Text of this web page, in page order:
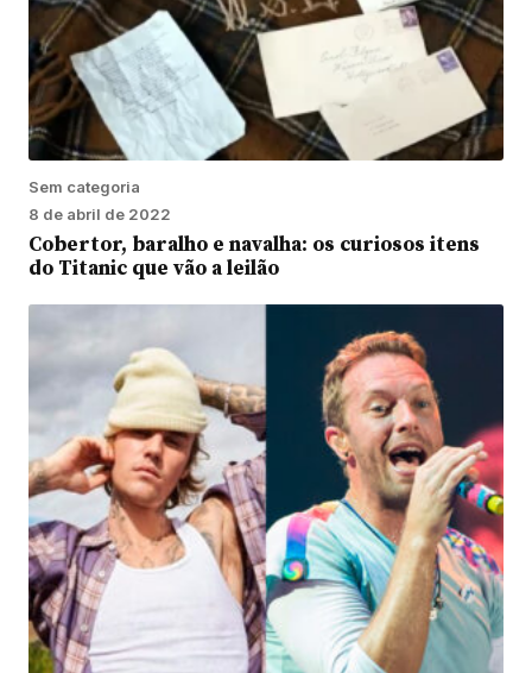
Sem categoria
8 de abril de 2022
Cobertor, baralho e navalha: os curiosos itens
do Titanic que vão a leilão